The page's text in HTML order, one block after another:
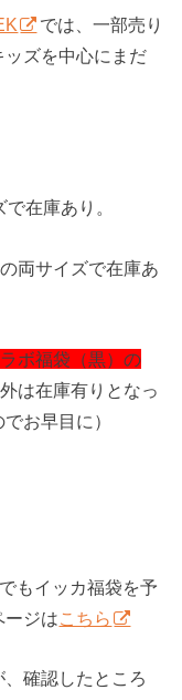
では、一部売り
ズを中心にまだ
在庫あり。
両サイズで在庫あ
ボ福袋（黒）の
は在庫有りとなっ
お早目に）
もイッカ福袋を予
ージはこちら
確認したところ